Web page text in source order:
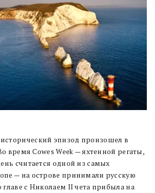
эпизод произошел в
время Cowes Week — яхтенной регаты,
считается одной из самых
— на острове принимали русскую
с Николаем II чета прибыла на